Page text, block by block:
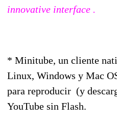
innovative interface .
* Minitube, un cliente
Linux, Windows y Mac
para reproducir (y
YouTube sin Flash.